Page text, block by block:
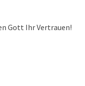
Gott Ihr Vertrauen!